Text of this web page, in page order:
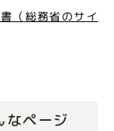
（総務省のサイ
なページ